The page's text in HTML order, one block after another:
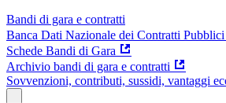
Bandi di gara e contratti
Banca Dati Nazionale dei Contratti
Schede Bandi di Gara
Archivio bandi di gara e contratti
Sovvenzioni, contributi, sussidi, vantaggi